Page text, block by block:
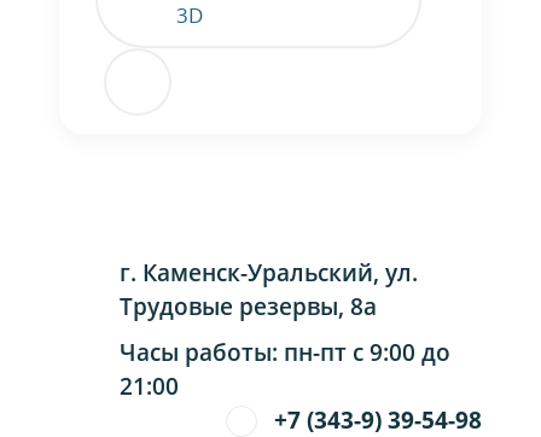
3D
г. Каменск-Уральский, ул.
Трудовые резервы, 8а
Часы работы: пн-пт с 9:00 до
21:00
+7 (343-9) 39-54-98